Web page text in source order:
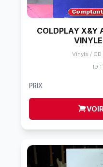
COLDPLAY X&Y
Vinyls /
ID
PRIX